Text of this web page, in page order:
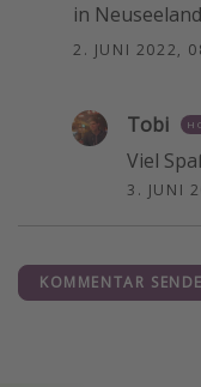
in
2. JUNI 2022,
Tobi
Viel
3. JUNI
KOMMENTAR